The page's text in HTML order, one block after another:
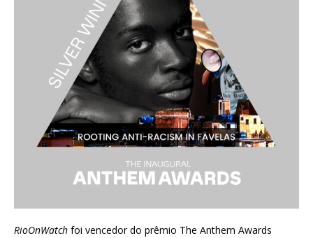
RioOnWatch foi vencedor do prêmio The Anthem Awards